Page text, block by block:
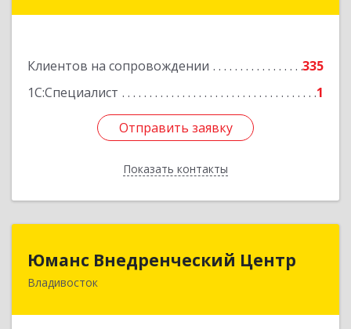
Клиентов на сопровождении
335
1С:Специалист
1
Отправить заявку
Показать контакты
Отправить заявку
Назад
Юманс Внедренческий Центр
Владивосток
Юманс Внедренческий Центр
690014, Приморский край, Владивосток г,